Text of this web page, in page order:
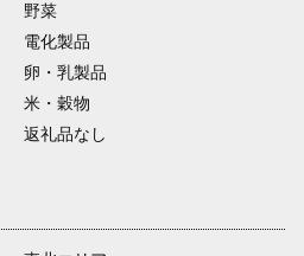
野菜
電化製品
卵・乳製品
米・穀物
返礼品なし